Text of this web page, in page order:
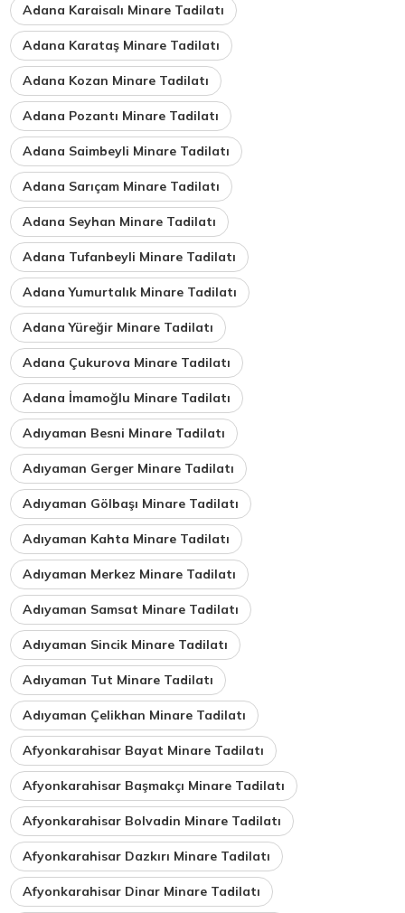
Adana Karaisalı Minare Tadilatı
Adana Karataş Minare Tadilatı
Adana Kozan Minare Tadilatı
Adana Pozantı Minare Tadilatı
Adana Saimbeyli Minare Tadilatı
Adana Sarıçam Minare Tadilatı
Adana Seyhan Minare Tadilatı
Adana Tufanbeyli Minare Tadilatı
Adana Yumurtalık Minare Tadilatı
Adana Yüreğir Minare Tadilatı
Adana Çukurova Minare Tadilatı
Adana İmamoğlu Minare Tadilatı
Adıyaman Besni Minare Tadilatı
Adıyaman Gerger Minare Tadilatı
Adıyaman Gölbaşı Minare Tadilatı
Adıyaman Kahta Minare Tadilatı
Adıyaman Merkez Minare Tadilatı
Adıyaman Samsat Minare Tadilatı
Adıyaman Sincik Minare Tadilatı
Adıyaman Tut Minare Tadilatı
Adıyaman Çelikhan Minare Tadilatı
Afyonkarahisar Bayat Minare Tadilatı
Afyonkarahisar Başmakçı Minare Tadilatı
Afyonkarahisar Bolvadin Minare Tadilatı
Afyonkarahisar Dazkırı Minare Tadilatı
Afyonkarahisar Dinar Minare Tadilatı